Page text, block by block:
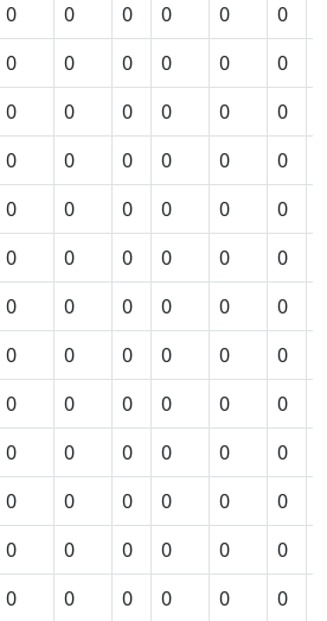
0 0 0 0 0 0
0 0 0 0 0 0
0 0 0 0 0 0
0 0 0 0 0 0
0 0 0 0 0 0
0 0 0 0 0 0
0 0 0 0 0 0
0 0 0 0 0 0
0 0 0 0 0 0
0 0 0 0 0 0
0 0 0 0 0 0
0 0 0 0 0 0
0 0 0 0 0 0